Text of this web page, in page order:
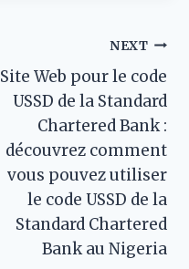
NEXT
Site Web pour le code
USSD de la Standard
Chartered Bank :
découvrez comment
vous pouvez utiliser
le code USSD de la
Standard Chartered
Bank au Nigeria